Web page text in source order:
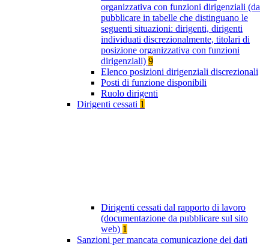
organizzativa con funzioni dirigenziali (da
pubblicare in tabelle che distinguano le
seguenti situazioni: dirigenti, dirigenti
individuati discrezionalmente, titolari di
posizione organizzativa con funzioni
dirigenziali) 9
Elenco posizioni dirigenziali discrezionali
Posti di funzione disponibili
Ruolo dirigenti
Dirigenti cessati 1
Dirigenti cessati dal rapporto di lavoro
(documentazione da pubblicare sul sito
web) 1
Sanzioni per mancata comunicazione dei dati